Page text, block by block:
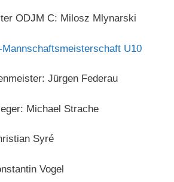
ODJM C: Milosz Mlynarski
U10
Jürgen Federau
Michael Strache
Syré
Vogel